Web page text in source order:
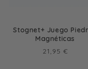
Stognet+ Juego
Magnéticas
Precio
21,95 €